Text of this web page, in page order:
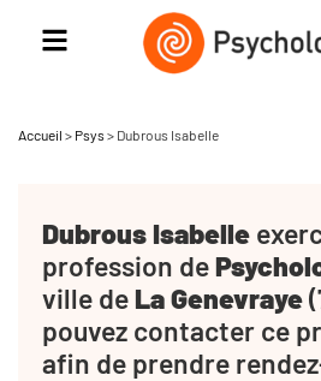
Accueil > Psys > Dubrous Isabelle
Dubrous Isabelle
profession de
ville de La Genevraye
pouvez contacter ce
afin de prendre